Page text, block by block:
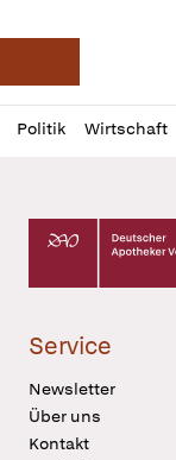
Deutsche
Politik Wirtschaft
Profil
öffnen
Daz
Pur
Deutscher
Service
Newsletter
Über uns
Kontakt